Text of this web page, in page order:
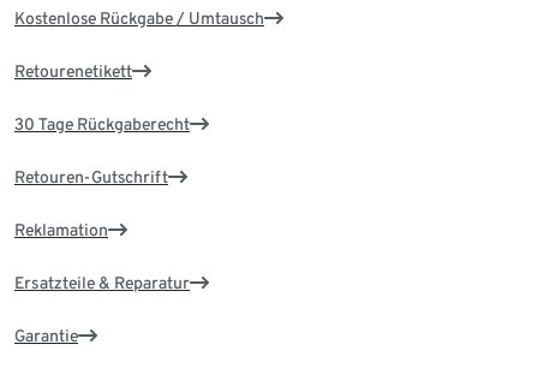
Kostenlose Rückgabe / Umtausch
Retourenetikett
30 Tage Rückgaberecht
Retouren-Gutschrift
Reklamation
Ersatzteile & Reparatur
Garantie